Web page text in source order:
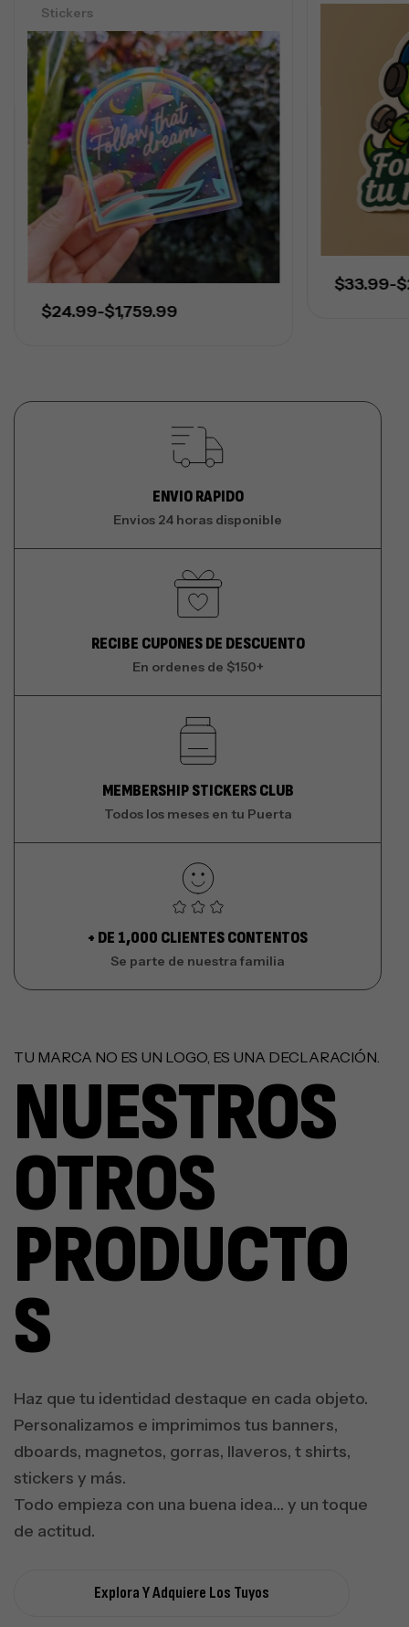
Stickers
$24.99-$1,759.99
$33.99-$
ENVIO RAPIDO
Envios 24 horas disponible
RECIBE CUPONES DE DESCUENTO
En ordenes de $150+
MEMBERSHIP STICKERS CLUB
Todos los meses en tu Puerta
+ DE 1,000 CLIENTES CONTENTOS
Se parte de nuestra familia
TU MARCA NO ES UN LOGO, ES UNA DECLARACIÓN.
NUESTROS
OTROS
PRODUCTO
S
Haz que tu identidad destaque en cada objeto.
Personalizamos e imprimimos tus banners,
dboards, magnetos, gorras, llaveros, t shirts,
stickers y más.
Todo empieza con una buena idea… y un toque
de actitud.
Explora Y Adquiere Los Tuyos